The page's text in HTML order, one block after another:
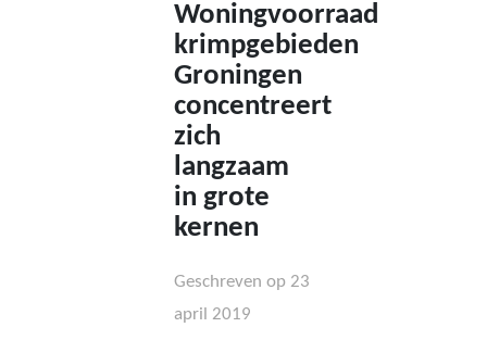
Woningvoorraad
krimpgebieden
Groningen
concentreert
zich
langzaam
in grote
kernen
Geschreven op 23
april 2019